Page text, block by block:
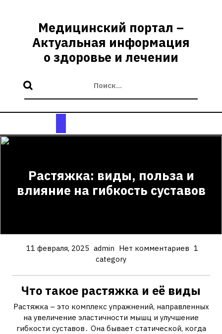
содержимомуМедицинский портал –
Актуальная информация
о здоровье и лечении
Кнопка
Растяжка: виды, польза и
влияние на гибкость суставов
11 февраля, 2025 admin Нет комментариев 1
category
Что такое растяжка и её виды
Растяжка – это комплекс упражнений, направленных
на увеличение эластичности мышц и улучшение
гибкости суставов․ Она бывает статической, когда